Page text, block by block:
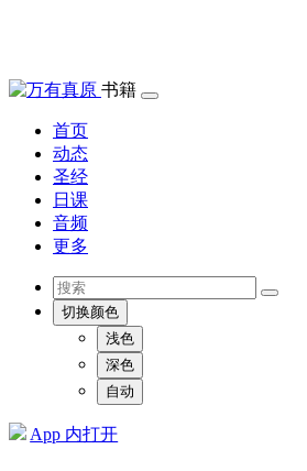
书籍
首页
动态
圣经
日课
音频
更多
切换颜色
浅色
深色
自动
App 内打开